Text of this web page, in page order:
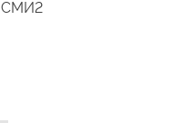
СМИ2